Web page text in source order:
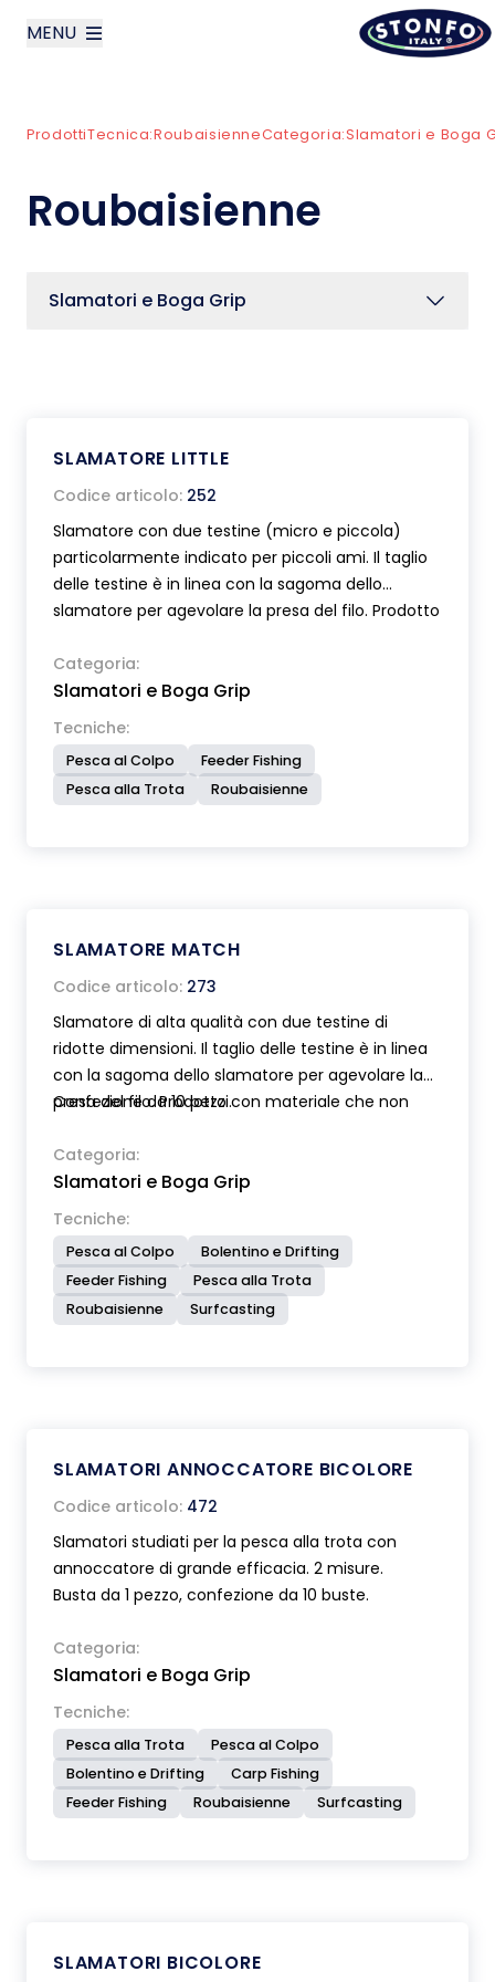
MENU
Prodotti
ProdottiTecnica:RoubaisienneCategoria:Slamatori e Boga
Roubaisienne
Slamatori e Boga Grip
SLAMATORE LITTLE
Codice articolo: 252
Slamatore con due testine (micro e piccola)
particolarmente indicato per piccoli ami. Il taglio
delle testine è in linea con la sagoma dello
slamatore per agevolare la presa del filo. Prodotto
l’amo.
Categoria:
Slamatori e Boga Grip
Tecniche:
Pesca al Colpo
Feeder Fishing
Pesca alla Trota
Roubaisienne
SLAMATORE MATCH
Codice articolo: 273
Slamatore di alta qualità con due testine di
ridotte dimensioni. Il taglio delle testine è in linea
con la sagoma dello slamatore per agevolare la
presa del filo. Prodotto con materiale che non
acciaio inox scioglinodo.
Confezione da 10 pezzi.
Categoria:
Slamatori e Boga Grip
Tecniche:
Pesca al Colpo
Bolentino e Drifting
Feeder Fishing
Pesca alla Trota
Roubaisienne
Surfcasting
SLAMATORI ANNOCCATORE BICOLORE
Codice articolo: 472
Slamatori studiati per la pesca alla trota con
annoccatore di grande efficacia. 2 misure.
Busta da 1 pezzo, confezione da 10 buste.
Categoria:
Slamatori e Boga Grip
Tecniche:
Pesca alla Trota
Pesca al Colpo
Bolentino e Drifting
Carp Fishing
Feeder Fishing
Roubaisienne Surfcasting
SLAMATORI BICOLORE